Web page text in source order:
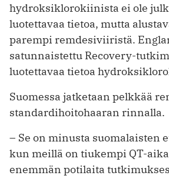
hydroksiklorokiinista ei ole
luotettavaa tietoa, mutta
parempi remdesiviiristä.
satunnaistettu Recovery-
luotettavaa tietoa
Suomessa jatketaan pelkkää
standardihoitohaaran rinnalla.
– Se on minusta suomalaisten
kun meillä on tiukempi QT-
enemmän potilaita